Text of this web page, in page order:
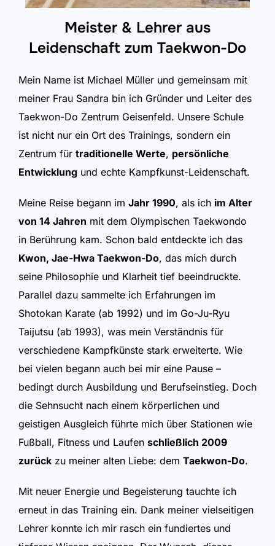
Meister & Lehrer aus
Leidenschaft zum Taekwon-Do
Mein Name ist Michael Müller und gemeinsam mit
meiner Frau Sandra bin ich Gründer und Leiter des
Taekwon-Do Zentrum Geisenfeld. Unsere Schule
ist nicht nur ein Ort des Trainings, sondern ein
Zentrum für traditionelle Werte, persönliche
Entwicklung und echte Kampfkunst-Leidenschaft.
Meine Reise begann im Jahr 1990, als ich im Alter
von 14 Jahren mit dem Olympischen Taekwondo
in Berührung kam. Schon bald entdeckte ich das
Kwon, Jae-Hwa Taekwon-Do, das mich durch
seine Philosophie und Klarheit tief beeindruckte.
Parallel dazu sammelte ich Erfahrungen im
Shotokan Karate (ab 1992) und im Go-Ju-Ryu
Taijutsu (ab 1993), was mein Verständnis für
verschiedene Kampfkünste stark erweiterte. Wie
bei vielen begann auch bei mir eine Pause –
bedingt durch Ausbildung und Berufseinstieg. Doch
die Sehnsucht nach einem körperlichen und
geistigen Ausgleich führte mich über Stationen wie
Fußball, Fitness und Laufen schließlich 2009
zurück zu meiner alten Liebe: dem Taekwon-Do.
Mit neuer Energie und Begeisterung tauchte ich
erneut in das Training ein. Dank meiner vielseitigen
Lehrer konnte ich mir rasch ein fundiertes und